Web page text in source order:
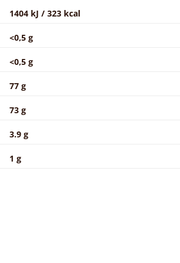
1404 kJ / 323 kcal
<0,5 g
<0,5 g
77 g
73 g
3.9 g
1 g